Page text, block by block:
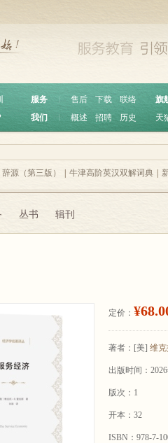
服务 ︱ 售后 下载
联络
我们
概述 招聘 历史
旗
天
辞源（第三版） 牛津高阶英汉双解词典
丛书 辑刊
定价：
著者： [美] 维克
出版时间：2026
版次：1
开本：32
ISBN：978-7-